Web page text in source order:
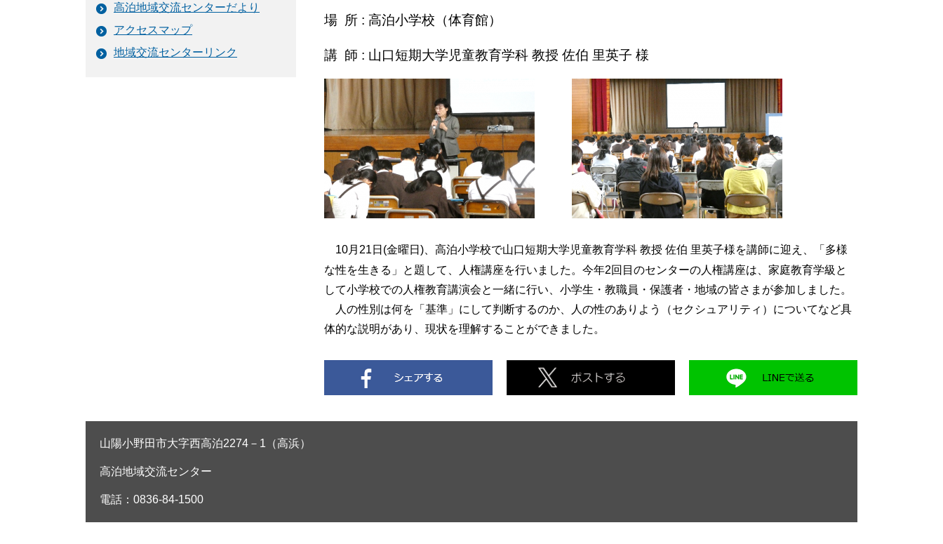
場 所 : 高泊小学校（体育館）
講 師 : 山口短期大学児童教育学科 教授 佐伯 里英子 様
10月21日(金曜日)、高泊小学校で山口短期大学児童教育学科 教授 佐伯 里英子様を講師に迎え、「多様
な性を生きる」と題して、人権講座を行いました。今年2回目のセンターの人権講座は、家庭教育学級と
して小学校での人権教育講演会と一緒に行い、小学生・教職員・保護者・地域の皆さまが参加しました。
人の性別は何を「基準」にして判断するのか、人の性のありよう（セクシュアリティ）についてなど具
体的な説明があり、現状を理解することができました。
高泊地域交流センターだより
アクセスマップ
地域交流センターリンク
山陽小野田市大字西高泊2274－1（高浜）
高泊地域交流センター
電話：0836-84-1500